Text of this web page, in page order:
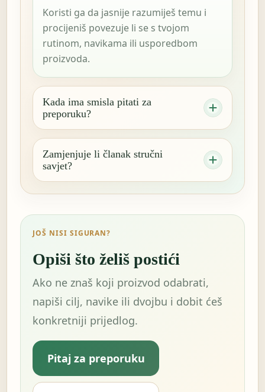
Koristi ga da jasnije razumiješ temu i
procijeniš povezuje li se s tvojom
rutinom, navikama ili usporedbom
proizvoda.
Kada ima smisla pitati za
preporuku?
Zamjenjuje li članak stručni
savjet?
JOŠ NISI SIGURAN?
Opiši što želiš postići
Ako ne znaš koji proizvod odabrati,
napiši cilj, navike ili dvojbu i dobit ćeš
konkretniji prijedlog.
Pitaj za preporuku